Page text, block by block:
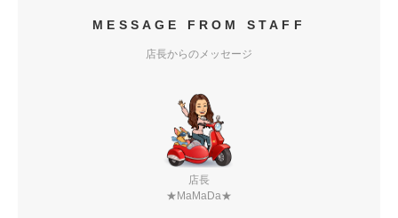
MESSAGE FROM STAFF
店長からのメッセージ
店長
★MaMaDa★